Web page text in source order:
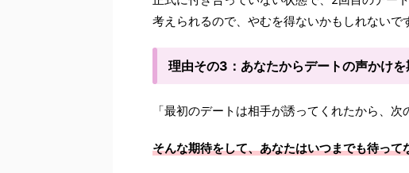
考えられるので、やむを得ないかもしれないで
理由その3：あなたからデートの声かけ
「最初のデートは相手が誘ってくれたから、
そんな期待をして、あなたはいつまでも待って